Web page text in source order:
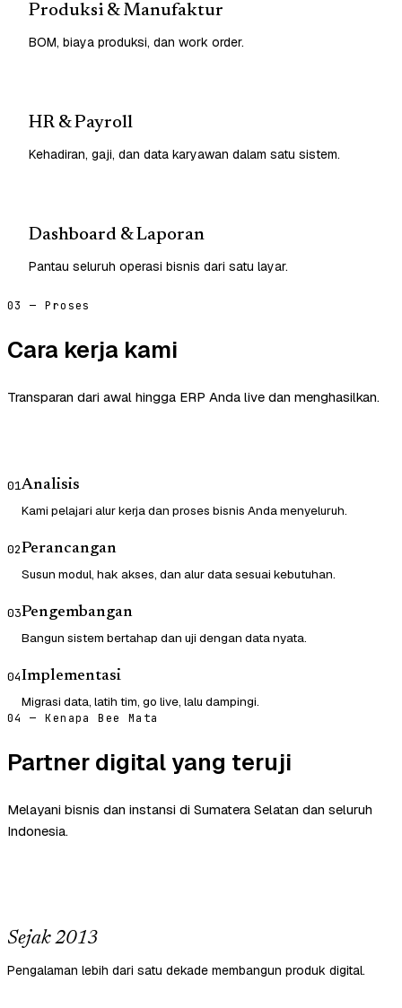
Produksi & Manufaktur
BOM, biaya produksi, dan work order.
HR & Payroll
Kehadiran, gaji, dan data karyawan dalam satu sistem.
Dashboard & Laporan
Pantau seluruh operasi bisnis dari satu layar.
03 — Proses
Cara kerja kami
Transparan dari awal hingga ERP Anda live dan menghasilkan.
01Analisis
Kami pelajari alur kerja dan proses bisnis Anda menyeluruh.
02Perancangan
Susun modul, hak akses, dan alur data sesuai kebutuhan.
03Pengembangan
Bangun sistem bertahap dan uji dengan data nyata.
04Implementasi
Migrasi data, latih tim, go live, lalu dampingi.
04 — Kenapa Bee Mata
Partner digital yang teruji
Melayani bisnis dan instansi di Sumatera Selatan dan seluruh
Indonesia.
Sejak 2013
Pengalaman lebih dari satu dekade membangun produk digital.